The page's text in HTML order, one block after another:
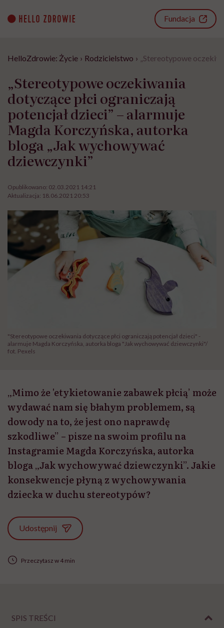
content
Fundacja
HelloZdrowie: Życie › Rodzicielstwo › „Stereotypowe
„Stereotypowe oczekiwania
dotyczące płci ograniczają
potencjał dzieci” – alarmuje
Magda Korczyńska, autorka
bloga „Jak wychowywać
dziewczynki”
Opublikowano: 02.03.2021 14:21
Aktualizacja: 18.06.2021 20:53
"Stereotypowe oczekiwania dotyczące płci ograniczają potencjał dzieci" -
alarmuje Magda Korczyńska, autorka bloga "Jak wychowywać dziewczynki"/
fot. Pexels
„Mimo że 'etykietowanie zabawek płcią’ może
wydawać nam się błahym problemem, są
dowody na to, że jest ono naprawdę
szkodliwe” – pisze na swoim profilu na
Instagramie Magda Korczyńska, autorka
bloga „Jak wychowywać dziewczynki”. Jakie
konsekwencje płyną z wychowywania
dziecka w duchu stereotypów?
Udostępnij
Przeczytasz w 4 min
SPIS TREŚCI